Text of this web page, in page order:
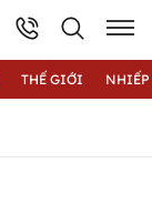
THẾ GIỚI